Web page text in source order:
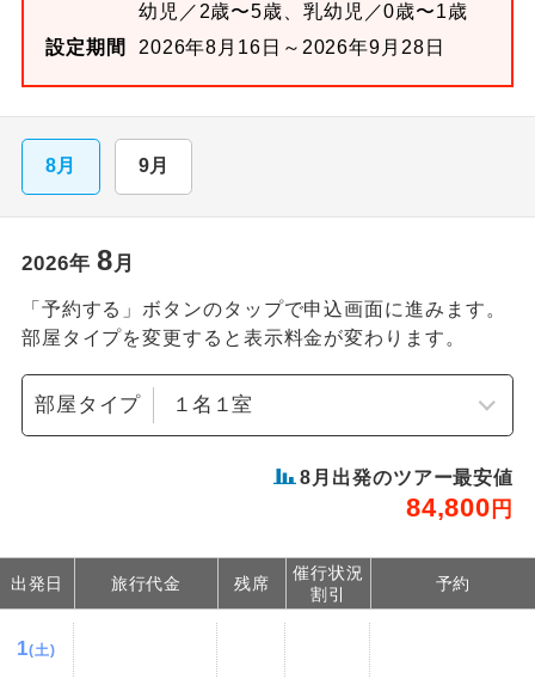
幼児／2歳〜5歳、乳幼児／0歳〜1歳
設定期間
2026年8月16日～2026年9月28日
8月 9月
2026年 8月
「予約する」ボタンのタップで申込画面に進みます。
部屋タイプを変更すると表示料金が変わります。
部屋タイプ
8 月出発のツアー最安値
84,800 円
出発日 旅行代金 残席
催行状況
割引
予約
1(土)